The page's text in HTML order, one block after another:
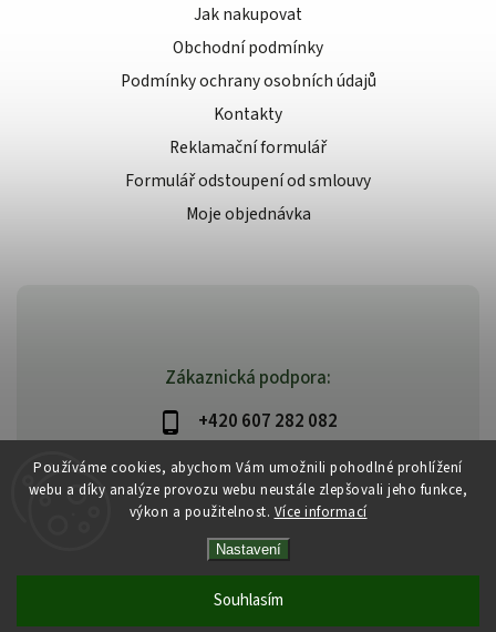
Používáme cookies, abychom Vám umožnili pohodlné prohlížení
webu a díky analýze provozu webu neustále zlepšovali jeho funkce,
výkon a použitelnost. Více informací
Nastavení
Souhlasím
Zákaznická podpora:
+420 607 282 082
info@beautysystem.cz
Jak nakupovat
Obchodní podmínky
Podmínky ochrany osobních údajů
Kontakty
Reklamační formulář
Formulář odstoupení od smlouvy
Moje objednávka
Beautysystem.cz
VytvořilShoptet | Design